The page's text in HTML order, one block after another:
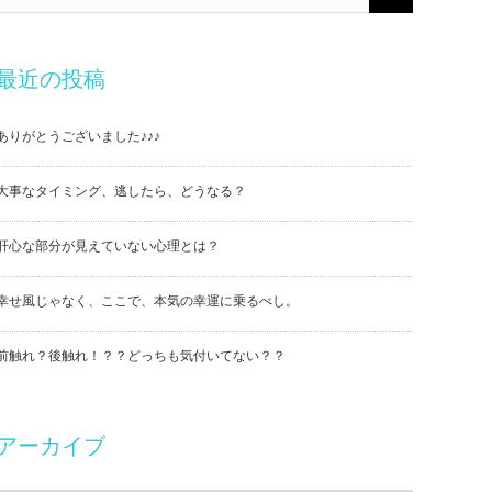
近の投稿
りがとうございました♪♪♪
事なタイミング、逃したら、どうなる？
心な部分が見えていない心理とは？
せ風じゃなく、ここで、本気の幸運に乗るべし。
触れ？後触れ！？？どっちも気付いてない？？
ーカイブ